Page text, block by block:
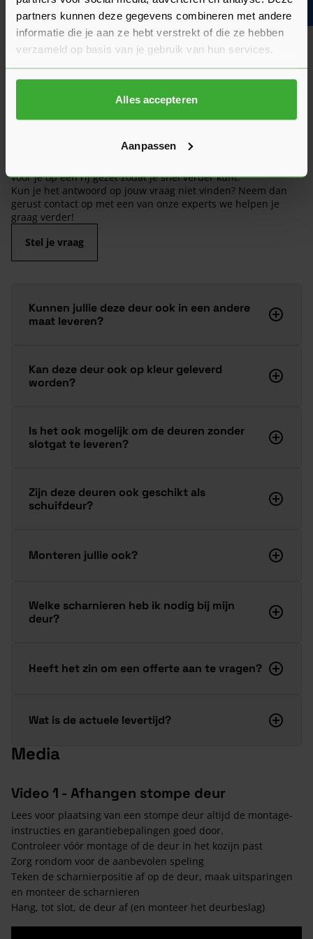
partners kunnen deze gegevens combineren met andere
informatie die je aan ze hebt verstrekt of die ze hebben
verzameld op basis van je gebruik van hun services.
Alles accepteren
Aanpassen
van de kwaliteit en het gebruiksgemak.
Heb je zelf ervaring met dit product? Laat dan vooral een
review achter, zo help je anderen met jouw mening en
dragen we samen bij aan een nog beter aanbod.
Beoordeling schrijven
Hier vind je antwoorden op de meest gestelde vragen over dit
voor je op een rij gezet zodat je snel verder kunt.
Kun je het antwoord op jouw vraag niet vinden? Neem dan
gerust contact op met een van onze experts we helpen je
graag verder!
Stel je vraag
Kunnen jullie deze deur ook in een andere
maat leveren?
Kan deze deur ook op kleur geleverd
worden?
Is het ook mogelijk om de deuren zonder
slotgat te leveren?
Zijn deze deuren ook geschikt als
schuifdeur?
Monteren jullie ook?
Welke scharnieren heb ik nodig bij mijn
deur?
Heeft het zin om een offerte aan te vragen?
Wat is de actuele levertijd?
Media
Video 1 - Afhangen stompe deur
Lees voor plaatsing van een stompe deur altijd de montage-
instructies en garantiebepalingen goed door.
Controleer vóór montage of de deur in het kozijn past
Zorg rondom voor de aanbevolen speling
Teken de scharnierpositie af op de deur, maak uitsparingen
en monteer de scharnieren
Hang, tot slot, de deur af (en monteer het deurbeslag)